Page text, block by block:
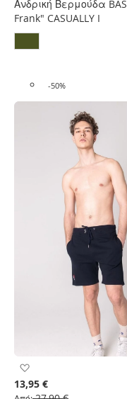
Ανδρική Βερμούδα
Frank" CASUALLY I
-50%
στη
Λίστα
13,95 €